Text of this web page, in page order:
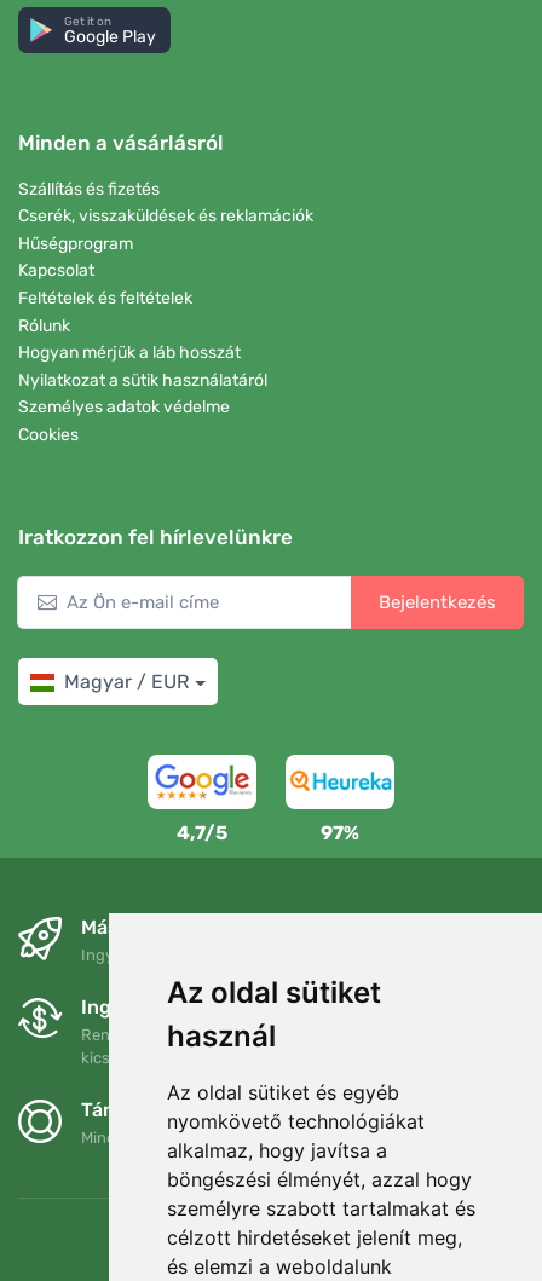
Az oldal sütiket
használ
Az oldal sütiket és egyéb
nyomkövető technológiákat
alkalmaz, hogy javítsa a
böngészési élményét, azzal hogy
személyre szabott tartalmakat és
célzott hirdetéseket jelenít meg,
és elemzi a weboldalunk
Get it on
Google Play
Minden a vásárlásról
Szállítás és fizetés
Cserék, visszaküldések és reklamációk
Hűségprogram
Kapcsolat
Feltételek és feltételek
Rólunk
Hogyan mérjük a láb hosszát
Nyilatkozat a sütik használatáról
Személyes adatok védelme
Cookies
Iratkozzon fel hírlevelünkre
Bejelentkezés
Magyar / EUR
4,7/5 97%
Másnapra és ingyenesen
Ingyenes szállítás a következő összeg felett: 80 EUR
Ingyenes csere és visszaküldés
Rendelését 90 napon belül bármikor visszaküldheti vagy
kicserélheti.
Támogatjuk a Trees.org-ot
Minden megrendelésért ültetünk egy fát! Bővebben